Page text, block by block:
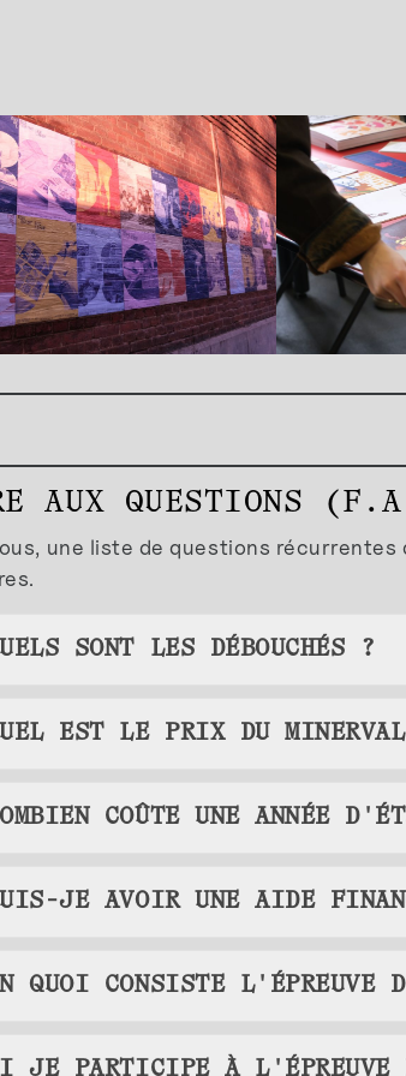
AUX QUESTIONS
une liste de questions
SONT LES DÉBOUCHÉS ?
EST LE PRIX DU
COÛTE UNE ANNÉE
JE AVOIR UNE AIDE
QUOI CONSISTE L'ÉPREUVE
JE PARTICIPE À L'ÉPREUVE